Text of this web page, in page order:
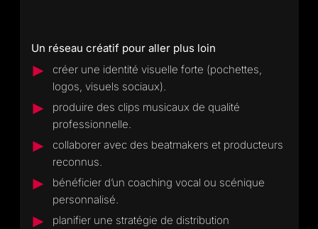
Un réseau créatif pour aller plus loin
créer une identité visuelle forte (pochettes,
logos, visuels sociaux).
produire des clips musicaux de qualité
professionnelle.
collaborer avec des beatmakers et producteurs
reconnus.
bénéficier d’un coaching vocal ou scénique
personnalisé.
planifier une stratégie de distribution